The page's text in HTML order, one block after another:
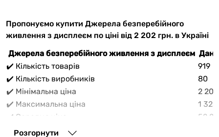
Пропонуємо купити Джерела безперебійного
живлення з дисплеєм по ціні від 2 202 грн. в Україні
Джерела безперебійного живлення з дисплеєм
✔️ Кількість товарів
919
✔️ Кількість виробників
80
✔️ Мінімальна ціна
2
✔️ Максимальна ціна
1 325
✔️ Середня ціна
52
В прайс-каталозі vencon.ua Джерела безперебійного
Розгорнути